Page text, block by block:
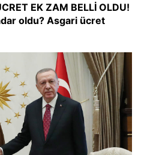
EK ZAM BELLİ OLDU!
oldu? Asgari ücret